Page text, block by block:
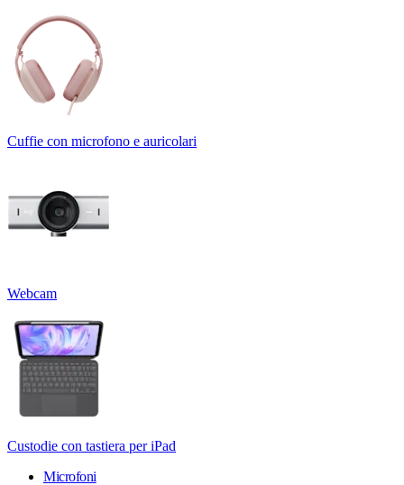
Cuffie con microfono e auricolari
Webcam
Custodie con tastiera per iPad
Microfoni